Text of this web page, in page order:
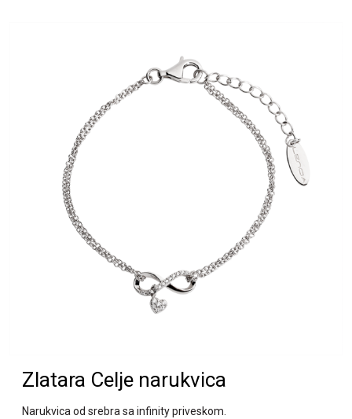
Zlatara Celje narukvica
Narukvica od srebra sa infinity priveskom.